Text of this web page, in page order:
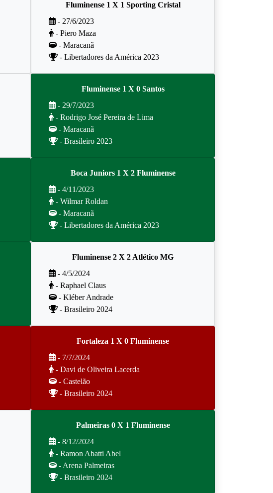
Fluminense 1 X 1 Sporting Cristal
- 27/6/2023
- Piero Maza
- Maracanã
- Libertadores da América 2023
Fluminense 1 X 0 Santos
- 29/7/2023
- Rodrigo José Pereira de Lima
- Maracanã
- Brasileiro 2023
Boca Juniors 1 X 2 Fluminense
- 4/11/2023
- Wilmar Roldan
- Maracanã
- Libertadores da América 2023
Fluminense 2 X 2 Atlético MG
- 4/5/2024
- Raphael Claus
- Kléber Andrade
- Brasileiro 2024
Fortaleza 1 X 0 Fluminense
- 7/7/2024
- Davi de Oliveira Lacerda
- Castelão
- Brasileiro 2024
Palmeiras 0 X 1 Fluminense
- 8/12/2024
- Ramon Abatti Abel
- Arena Palmeiras
- Brasileiro 2024